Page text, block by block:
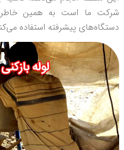
شرکت ما است به همین خاطر
دستگاه‌های پیشرفته استفاده